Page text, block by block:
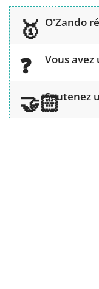
O'Zando
Vous
Soutenez